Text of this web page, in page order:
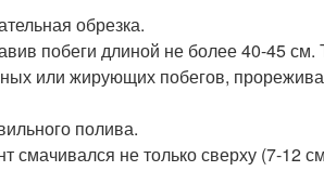
обрезка.
побеги длиной не более 40-45 см.
или жирующих побегов,
полива.
смачивался не только сверху (7-12